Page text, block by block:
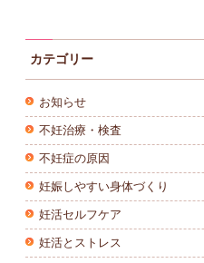
カテゴリー
お知らせ
不妊治療・検査
不妊症の原因
妊娠しやすい身体づくり
妊活セルフケア
妊活とストレス